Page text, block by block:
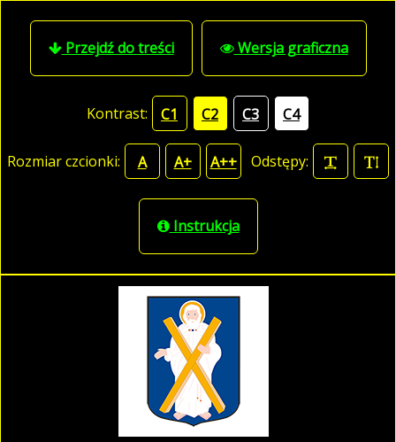
Przejdź do treści Wersja graficzna
Kontrast: C1 C2 C3 C4
Rozmiar czcionki: A A+ A++ Odstępy:
Instrukcja